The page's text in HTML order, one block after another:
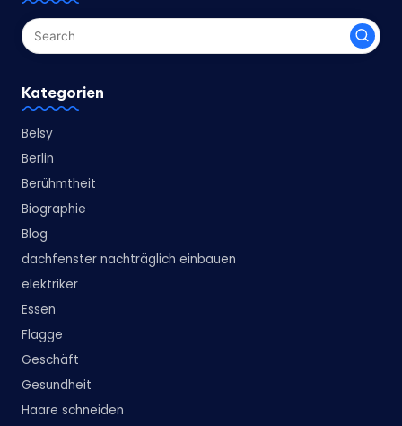
Kategorien
Belsy
Berlin
Berühmtheit
Biographie
Blog
dachfenster nachträglich einbauen
elektriker
Essen
Flagge
Geschäft
Gesundheit
Haare schneiden